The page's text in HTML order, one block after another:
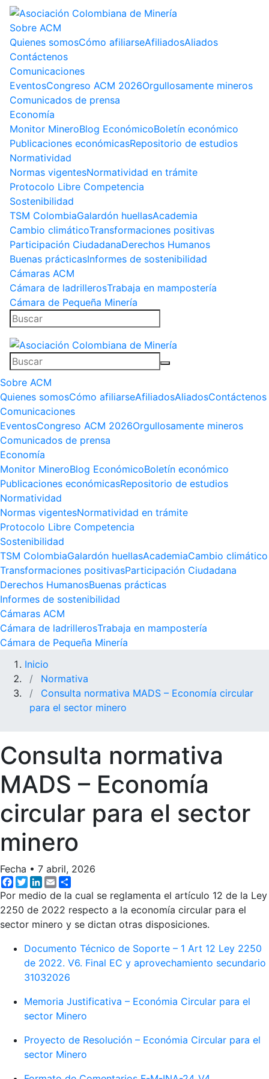
Sobre ACM
Quienes somosCómo afiliarseAfiliadosAliados
Contáctenos
Comunicaciones
EventosCongreso ACM 2026Orgullosamente mineros
Comunicados de prensa
Economía
Monitor MineroBlog EconómicoBoletín económico
Publicaciones económicasRepositorio de estudios
Normatividad
Normas vigentesNormatividad en trámite
Protocolo Libre Competencia
Sostenibilidad
TSM ColombiaGalardón huellasAcademia
Cambio climáticoTransformaciones positivas
Participación CiudadanaDerechos Humanos
Buenas prácticasInformes de sostenibilidad
Cámaras ACM
Cámara de ladrillerosTrabaja en mampostería
Cámara de Pequeña Minería
Sobre ACM
Quienes somosCómo afiliarseAfiliadosAliadosContáctenos
Comunicaciones
EventosCongreso ACM 2026Orgullosamente mineros
Comunicados de prensa
Economía
Monitor MineroBlog EconómicoBoletín económico
Publicaciones económicasRepositorio de estudios
Normatividad
Normas vigentesNormatividad en trámite
Protocolo Libre Competencia
Sostenibilidad
TSM ColombiaGalardón huellasAcademiaCambio climático
Transformaciones positivasParticipación Ciudadana
Derechos HumanosBuenas prácticas
Informes de sostenibilidad
Cámaras ACM
Cámara de ladrillerosTrabaja en mampostería
Cámara de Pequeña Minería
Inicio
Normativa
Consulta normativa MADS – Economía circular
para el sector minero
Consulta normativa
MADS – Economía
circular para el sector
minero
Fecha • 7 abril, 2026
Facebook
TwitterLinkedIn
Email
Por medio de la cual se reglamenta el artículo 12 de la Ley
2250 de 2022 respecto a la economía circular para el
sector minero y se dictan otras disposiciones.
Documento Técnico de Soporte – 1 Art 12 Ley 2250
de 2022. V6. Final EC y aprovechamiento secundario
31032026
Memoria Justificativa – Económia Circular para el
sector Minero
Proyecto de Resolución – Económia Circular para el
sector Minero